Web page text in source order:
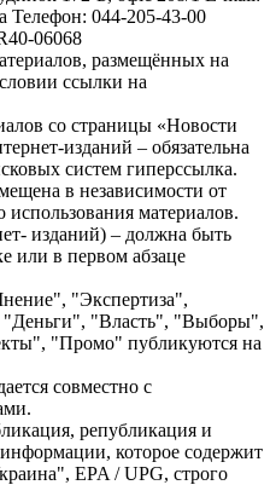
Телефон: 044-205-43-00
06068
размещённых на
ссылки на
со страницы «Новости
изданий – обязательна
систем гиперссылка.
в независимости от
использования материалов.
изданий) – должна быть
или в первом абзаце
"Экспертиза",
"Деньги", "Власть", "Выборы",
"Промо" публикуются на
совместно с
републикация и
которое содержит
EPA / UPG, строго